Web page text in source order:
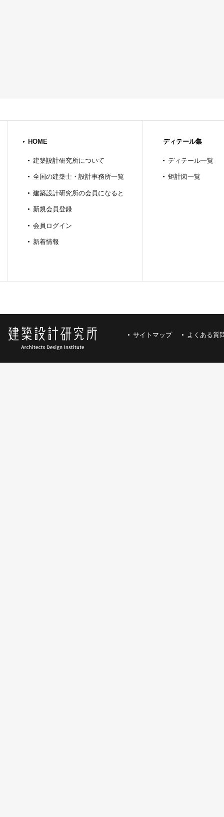
HOME
建築設計研究所について
全国の建築士・設計事務所一覧
建築設計研究所の会員になると
新規会員登録
会員ログイン
新着情報
ディテール集
ディテール一覧
矩計図一覧
サイトマップ よくある質